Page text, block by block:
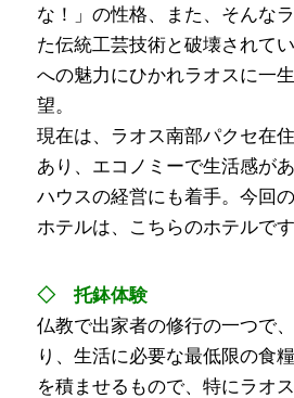
な！」の性格、また、そんな
た伝統工芸技術と破壊されて
への魅力にひかれラオスに一
望。
現在は、ラオス南部パクセ在
あり、エコノミーで生活感が
ハウスの経営にも着手。今回
ホテルは、こちらのホテルです
◇ 托鉢体験
仏教で出家者の修行の一つで
り、生活に必要な最低限の食
を積ませるもので、特にラオ